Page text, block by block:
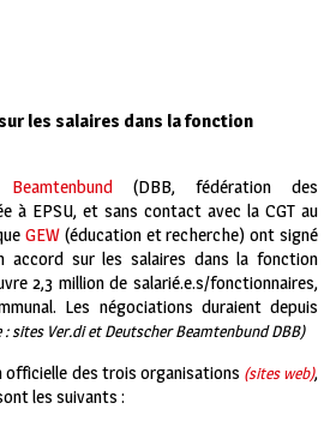
les salaires dans la fonction
(DBB, fédération des
à EPSU, et sans contact avec la CGT au
GEW (éducation et recherche) ont signé
accord sur les salaires dans la fonction
2,3 million de salarié.e.s/fonctionnaires,
Les négociations duraient depuis
: sites Ver.di et Deutscher Beamtenbund DBB)
officielle des trois organisations (sites web),
les suivants :